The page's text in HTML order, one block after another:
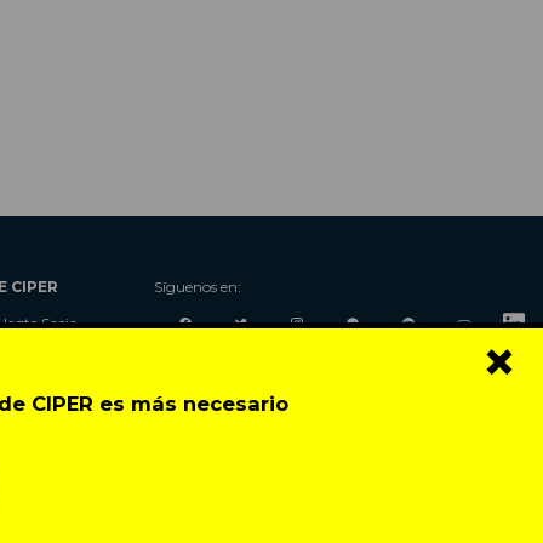
CIPER es más necesario
×
CIPER
Socio
Contacto
Síguenos en: